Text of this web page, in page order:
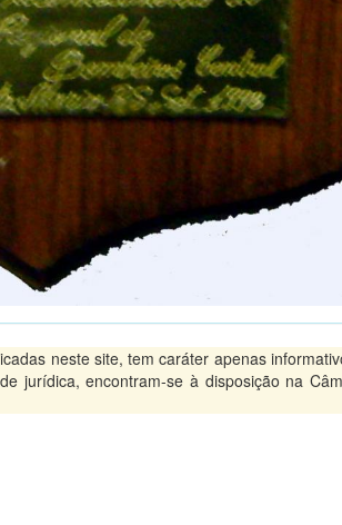
neste site, tem caráter apenas
jurídica, encontram-se à disposição na